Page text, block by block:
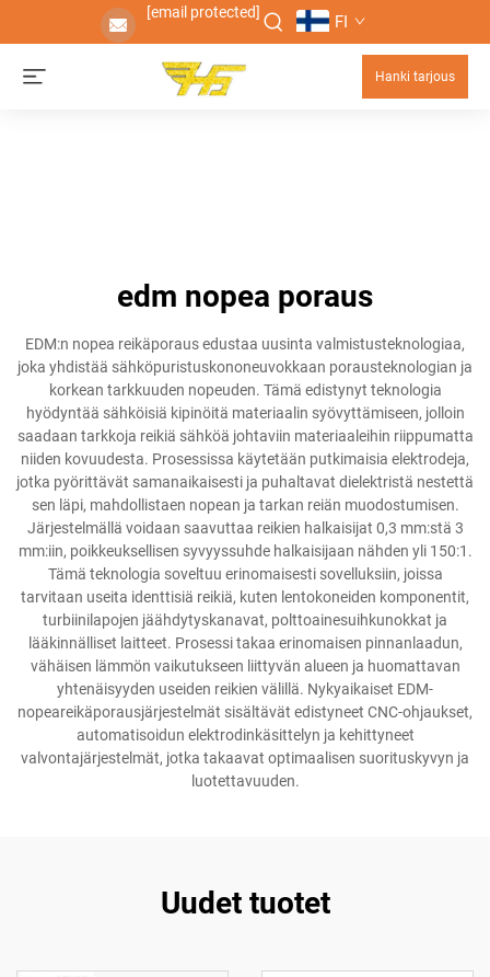
[email protected] FI
Hanki tarjous
edm nopea poraus
EDM:n nopea reikäporaus edustaa uusinta valmistusteknologiaa,
joka yhdistää sähköpuristuskononeuvokkaan porausteknologian ja
korkean tarkkuuden nopeuden. Tämä edistynyt teknologia
hyödyntää sähköisiä kipinöitä materiaalin syövyttämiseen, jolloin
saadaan tarkkoja reikiä sähköä johtaviin materiaaleihin riippumatta
niiden kovuudesta. Prosessissa käytetään putkimaisia elektrodeja,
jotka pyörittävät samanaikaisesti ja puhaltavat dielektristä nestettä
sen läpi, mahdollistaen nopean ja tarkan reiän muodostumisen.
Järjestelmällä voidaan saavuttaa reikien halkaisijat 0,3 mm:stä 3
mm:iin, poikkeuksellisen syvyyssuhde halkaisijaan nähden yli 150:1.
Tämä teknologia soveltuu erinomaisesti sovelluksiin, joissa
tarvitaan useita identtisiä reikiä, kuten lentokoneiden komponentit,
turbiinilapojen jäähdytyskanavat, polttoainesuihkunokkat ja
lääkinnälliset laitteet. Prosessi takaa erinomaisen pinnanlaadun,
vähäisen lämmön vaikutukseen liittyvän alueen ja huomattavan
yhtenäisyyden useiden reikien välillä. Nykyaikaiset EDM-
nopeareikäporausjärjestelmät sisältävät edistyneet CNC-ohjaukset,
automatisoidun elektrodinkäsittelyn ja kehittyneet
valvontajärjestelmät, jotka takaavat optimaalisen suorituskyvyn ja
luotettavuuden.
Uudet tuotet